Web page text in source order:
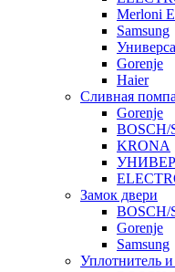
Merloni
Samsung
Gorenje
Haier
Сливная
Gorenje
BOSCH/
KRONA
Замок двери
BOSCH/
Gorenje
Samsung
Уплотнитель